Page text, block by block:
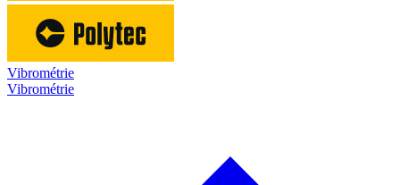
Vibrométrie
Vibrométrie